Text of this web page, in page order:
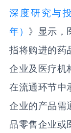
深度研究与
年） 》显示，
指将购进的药
企业及医疗机
在流通环节中
企业的产品需
品零售企业或